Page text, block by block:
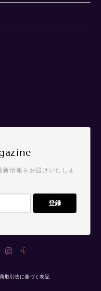
情報をお届けいたしま
登録
取引法に基づく表記